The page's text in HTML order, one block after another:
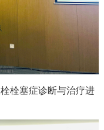
栓栓塞症诊断与治疗进